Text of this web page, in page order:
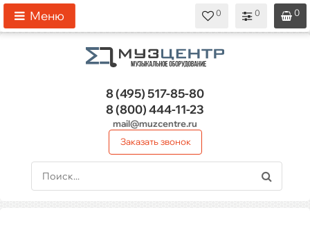
0
0
0
Меню
8 (495)517-85-80
8 (800)444-11-23
mail@muzcentre.ru
Заказать звонок